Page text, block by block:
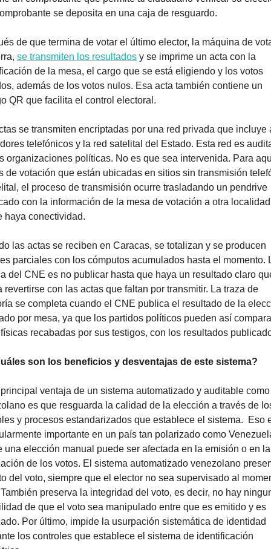
se deposita en una caja de resguardo.
de que termina de votar el último elector, la máquina de
se transmiten los resultados y se imprime un acta con la
de la mesa, el cargo que se está eligiendo y los votos
además de los votos nulos. Esa acta también contiene un
QR que facilita el control electoral.
se transmiten encriptadas por una red privada que incluye
telefónicos y la red satelital del Estado. Esta red es
organizaciones políticas. No es que sea intervenida. Para
de votación que están ubicadas en sitios sin transmisión
el proceso de transmisión ocurre trasladando un pendrive
con la información de la mesa de votación a otra localidad
haya conectividad.
las actas se reciben en Caracas, se totalizan y se producen
parciales con los cómputos acumulados hasta el momento.
del CNE es no publicar hasta que haya un resultado claro
revertirse con las actas que faltan por transmitir. La traza de
se completa cuando el CNE publica el resultado de la
por mesa, ya que los partidos políticos pueden así
recabadas por sus testigos, con los resultados
son los beneficios y desventajas de este sistema?
ventaja de un sistema automatizado y auditable
es que resguarda la calidad de la elección a través de
y procesos estandarizados que establece el sistema.  Eso
importante en un país tan polarizado como
una elección manual puede ser afectada en la emisión o en la
de los votos. El sistema automatizado venezolano
del voto, siempre que el elector no sea supervisado al
preserva la integridad del voto, es decir, no hay
de que el voto sea manipulado entre que es emitido y es
Por último, impide la usurpación sistemática de identidad
los controles que establece el sistema de identificación